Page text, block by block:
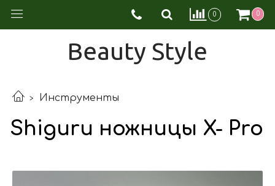
0 0
Beauty Style
Инструменты
Shiguru ножницы X- Pro